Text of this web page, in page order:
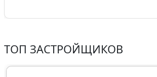
ТОП ЗАСТРОЙЩИКОВ